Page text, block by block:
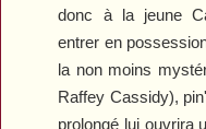
donc à la jeune
entrer en
la non moins
Raffey Cassidy),
prolongé lui ouvrira